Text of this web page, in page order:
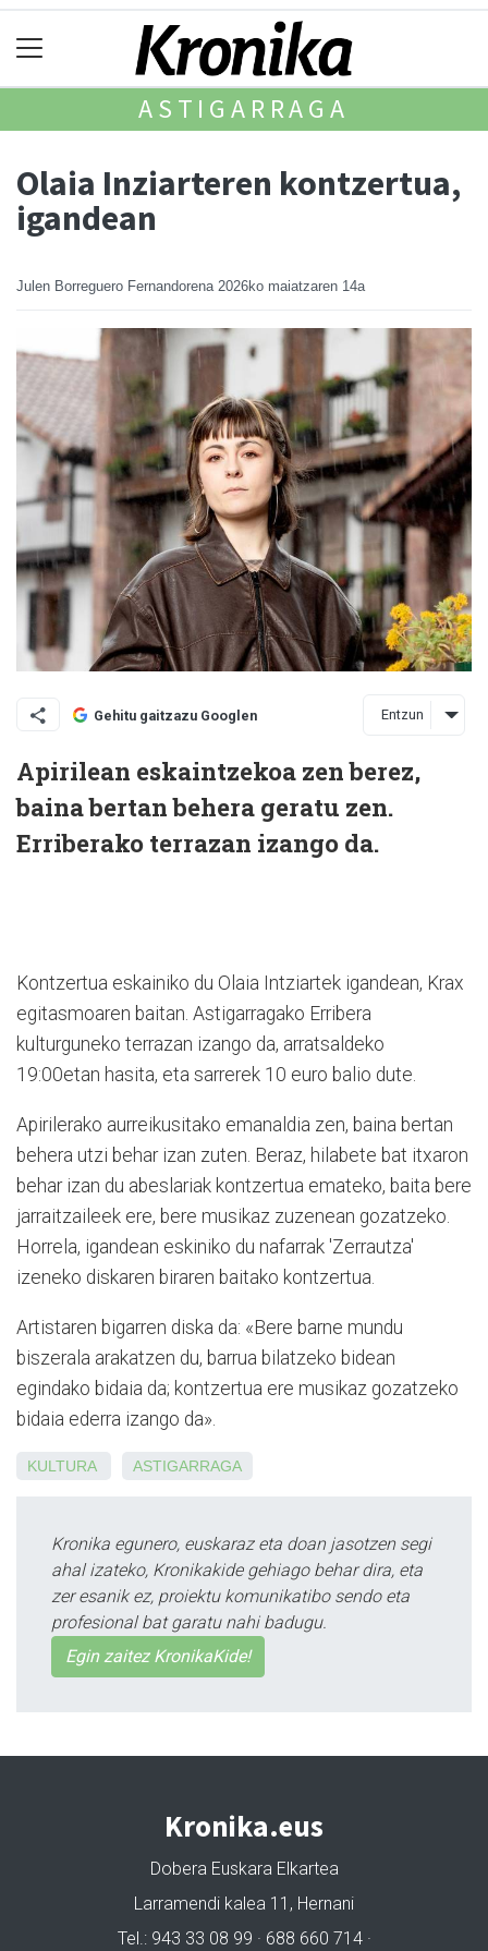
ASTIGARRAGA
Olaia Inziarteren kontzertua,
igandean
Julen Borreguero Fernandorena 2026ko maiatzaren 14a
Gehitu gaitzazu Googlen Entzun
Apirilean eskaintzekoa zen berez,
baina bertan behera geratu zen.
Erriberako terrazan izango da.
Kontzertua eskainiko du Olaia Intziartek igandean, Krax
egitasmoaren baitan. Astigarragako Erribera
kulturguneko terrazan izango da, arratsaldeko
19:00etan hasita, eta sarrerek 10 euro balio dute.
Apirilerako aurreikusitako emanaldia zen, baina bertan
behera utzi behar izan zuten. Beraz, hilabete bat itxaron
behar izan du abeslariak kontzertua emateko, baita bere
jarraitzaileek ere, bere musikaz zuzenean gozatzeko.
Horrela, igandean eskiniko du nafarrak 'Zerrautza'
izeneko diskaren biraren baitako kontzertua.
Artistaren bigarren diska da: «Bere barne mundu
biszerala arakatzen du, barrua bilatzeko bidean
egindako bidaia da; kontzertua ere musikaz gozatzeko
bidaia ederra izango da».
KULTURA ASTIGARRAGA
Kronika egunero, euskaraz eta doan jasotzen segi
ahal izateko, Kronikakide gehiago behar dira, eta
zer esanik ez, proiektu komunikatibo sendo eta
profesional bat garatu nahi badugu.
Egin zaitez KronikaKide!
Kronika.eus
Dobera Euskara Elkartea
Larramendi kalea 11, Hernani
Tel.: 943 33 08 99 · 688 660 714 ·